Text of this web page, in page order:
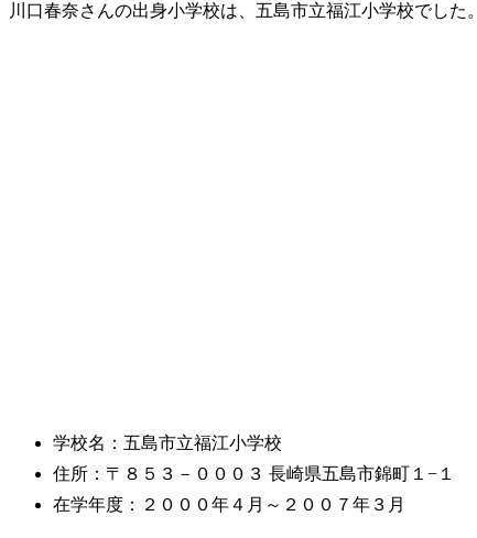
川口春奈さんの出身小学校は、五島市立福江小学校でした。
学校名：五島市立福江小学校
住所：〒８５３－０００３ 長崎県五島市錦町１−１
在学年度：２０００年４月～２００７年３月